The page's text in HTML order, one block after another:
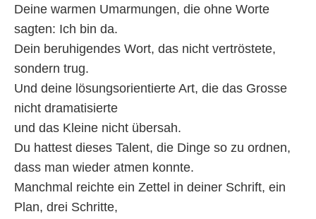
Deine warmen Umarmungen, die ohne Worte
sagten: Ich bin da.
Dein beruhigendes Wort, das nicht vertröstete,
sondern trug.
Und deine lösungsorientierte Art, die das Grosse
nicht dramatisierte
und das Kleine nicht übersah.
Du hattest dieses Talent, die Dinge so zu ordnen,
dass man wieder atmen konnte.
Manchmal reichte ein Zettel in deiner Schrift, ein
Plan, drei Schritte,